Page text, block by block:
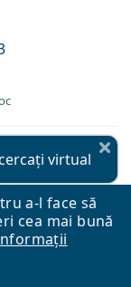
a-l face să
cea mai bună
virtual